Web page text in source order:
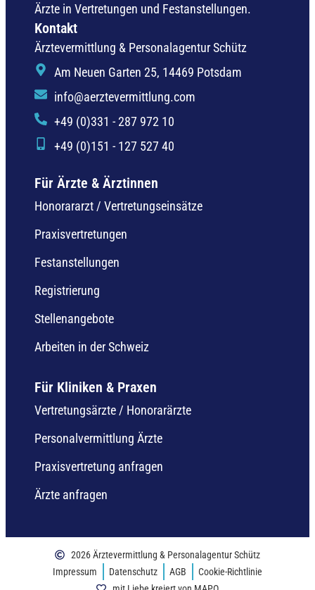
Ärzte in Vertretungen und Festanstellungen.
Für Ärzte & Ärztinnen
Honorararzt / Vertretungseinsätze
Praxisvertretungen
Festanstellungen
Registrierung
Stellenangebote
Arbeiten in der Schweiz
Für Kliniken & Praxen
Vertretungsärzte / Honorarärzte
Personalvermittlung Ärzte
Praxisvertretung anfragen
Ärzte anfragen
Kontakt
Ärztevermittlung & Personalagentur Schütz
Am Neuen Garten 25, 14469 Potsdam
info@aerztevermittlung.com
+49 (0)331 - 287 972 10
+49 (0)151 - 127 527 40
2026 Ärztevermittlung & Personalagentur Schütz
Impressum
Datenschutz AGB
Cookie-Richtlinie